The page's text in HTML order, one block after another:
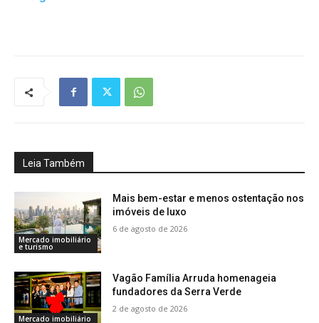
Leia Também
Mercado imobiliário
e turismo
Mais bem-estar e menos ostentação nos
imóveis de luxo
6 de agosto de 2026
Mercado imobiliário
Vagão Família Arruda homenageia
fundadores da Serra Verde
2 de agosto de 2026